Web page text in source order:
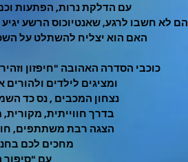
עם הדלקת נרות, הפתעות
הם לא חשבו לרגע, שאנטיוכוס הרשע
האם הוא יצליח להשתלט על
כוכבי הסדרה האהובה "חיפזון
ומציגים לילדים
נצחון המכבים , נס כד
בדרך חווייתית,
הצגה רבת משתתפים,
מחכים לכם בחנוכה
עם "סיפור